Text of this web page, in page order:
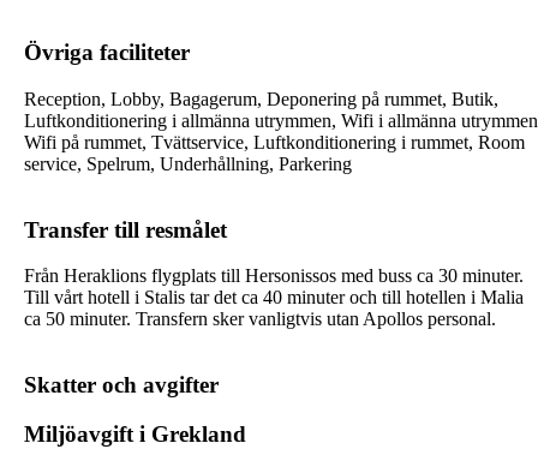
Övriga faciliteter
Reception, Lobby, Bagagerum, Deponering på rummet, Butik,
Luftkonditionering i allmänna utrymmen, Wifi i allmänna
Wifi på rummet, Tvättservice, Luftkonditionering i rummet, Room
service, Spelrum, Underhållning, Parkering
Transfer till resmålet
Från Heraklions flygplats till Hersonissos med buss ca 30 minuter.
Till vårt hotell i Stalis tar det ca 40 minuter och till hotellen i Malia
ca 50 minuter. Transfern sker vanligtvis utan Apollos personal.
Skatter och avgifter
Miljöavgift i Grekland